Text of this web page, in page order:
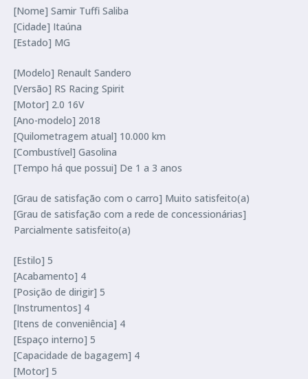
[Nome] Samir Tuffi Saliba
[Cidade] Itaúna
[Estado] MG
[Modelo] Renault Sandero
[Versão] RS Racing Spirit
[Motor] 2.0 16V
[Ano-modelo] 2018
[Quilometragem atual] 10.000 km
[Combustível] Gasolina
[Tempo há que possui] De 1 a 3 anos
[Grau de satisfação com o carro] Muito satisfeito(a)
[Grau de satisfação com a rede de concessionárias]
Parcialmente satisfeito(a)
[Estilo] 5
[Acabamento] 4
[Posição de dirigir] 5
[Instrumentos] 4
[Itens de conveniência] 4
[Espaço interno] 5
[Capacidade de bagagem] 4
[Motor] 5